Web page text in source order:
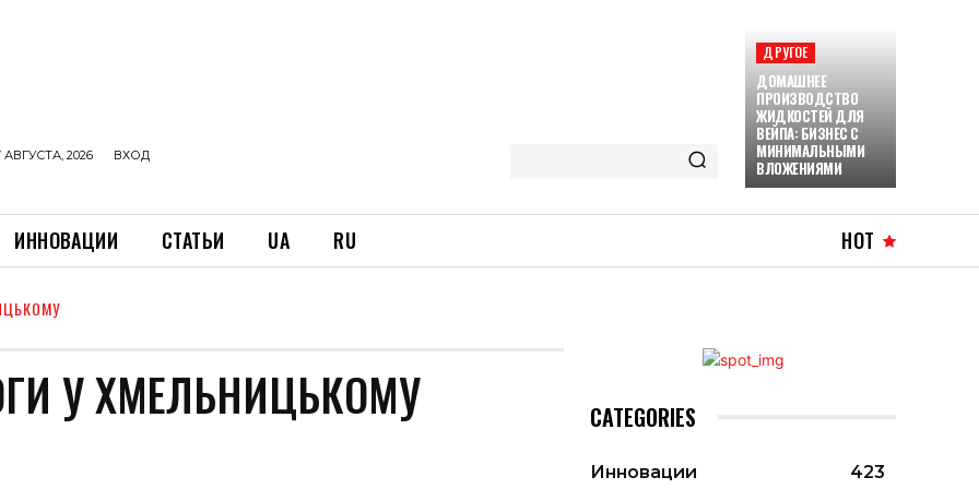
2026 ВХОД
ДРУГОЕ
ДОМАШНЕЕ
ПРОИЗВОДСТВО
ЖИДКОСТЕЙ ДЛЯ
ВЕЙПА: БИЗНЕС С
МИНИМАЛЬНЫМИ
ВЛОЖЕНИЯМИ
ИННОВАЦИИ СТАТЬИ UA RU HOT
У ХМЕЛЬНИЦЬКОМУ CATEGORIES
Инновации 423